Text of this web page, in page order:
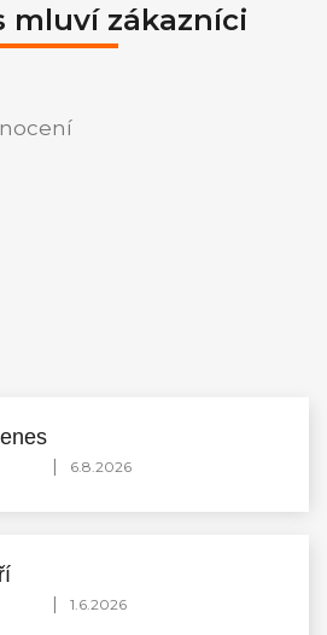
mluví zákazníci
obchodu je 5 z 5 hvězdiček.
| 6.8.2026
obchodu je 5 z 5 hvězdiček.
| 1.6.2026